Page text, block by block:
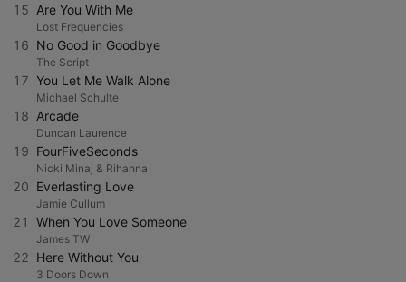
15 Are You With Me
Lost Frequencies
16 No Good in Goodbye
The Script
17 You Let Me Walk Alone
Michael Schulte
18 Arcade
Duncan Laurence
19 FourFiveSeconds
Nicki Minaj & Rihanna
20 Everlasting Love
Jamie Cullum
21 When You Love Someone
James TW
22 Here Without You
3 Doors Down